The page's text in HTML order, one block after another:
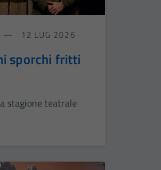
12 LUG 2026
sporchi fritti
stagione teatrale